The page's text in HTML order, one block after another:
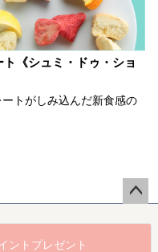
《シュミ・ドゥ・ショ
トがしみ込んだ新食感の
ントプレゼント